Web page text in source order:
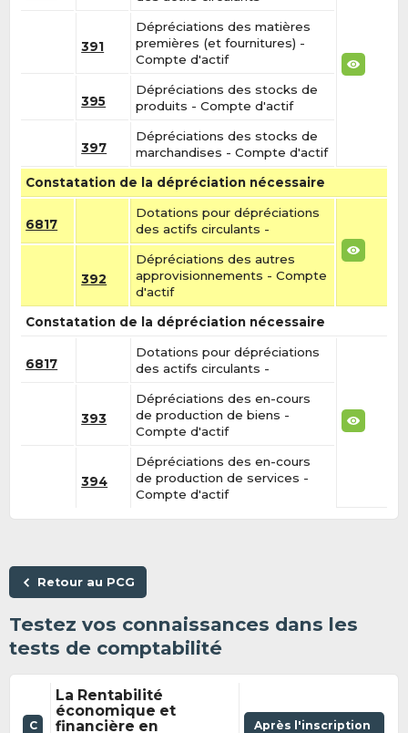
391
Dépréciations des matières
premières (et fournitures) -
Compte d'actif
395
Dépréciations des stocks de
produits - Compte d'actif
397
Dépréciations des stocks de
marchandises - Compte d'actif
Constatation de la dépréciation nécessaire
6817
Dotations pour dépréciations
des actifs circulants -
392
Dépréciations des autres
approvisionnements - Compte
d'actif
Constatation de la dépréciation nécessaire
6817
Dotations pour dépréciations
des actifs circulants -
393
Dépréciations des en-cours
de production de biens -
Compte d'actif
394
Dépréciations des en-cours
de production de services -
Compte d'actif
Retour au PCG
Testez vos connaissances dans les
tests de comptabilité
C
La Rentabilité
économique et
financière en
Après l'inscription